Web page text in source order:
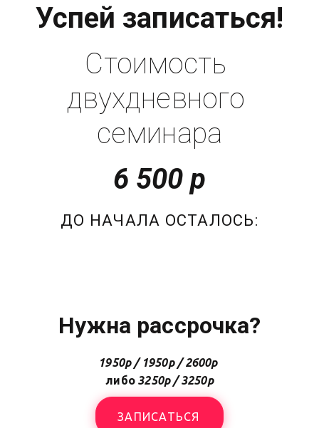
Успей записаться!
Стоимость
двухдневного
семинара
6 500 р
ДО НАЧАЛА ОСТАЛОСЬ:
Нужна рассрочка?
1950р / 1950р / 2600р
либо 3250р / 3250р
ЗАПИСАТЬСЯ